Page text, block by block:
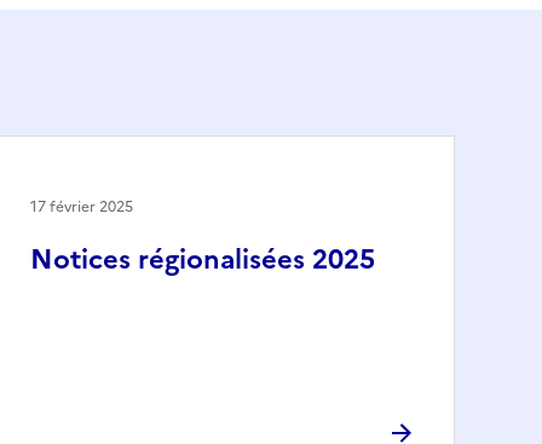
Notices régionalisées 2025
17 février 2025